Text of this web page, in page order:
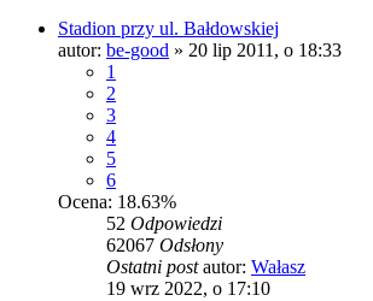
Stadion przy ul. Bałdowskiej
autor: be-good » 20 lip 2011, o 18:33
1
2
3
4
5
6
Ocena: 18.63%
52 Odpowiedzi
62067 Odsłony
Ostatni postautor: Wałasz
19 wrz 2022, o 17:10